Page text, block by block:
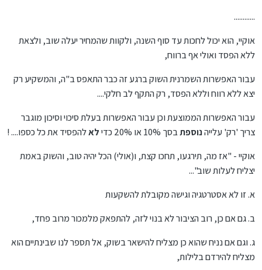
............
אוקיי, הוא יכול לחכות עד סוף השנה, ולקוות שהמחיר יעלה שוב, ולצאת
ללא הפסד ואולי אף ברווח,
עבור האפשרות השמרנית השוק ברגע זה כבר התאפס ב"ה, והמשקיע רק
יצא ללא רווח וללא הפסד, רק התקף לב חלקי....
עבור האפשרות הממוצעת וכן עבור האפשרות בעלת סיכוי וסיכון מוגבר
צריך 'רק' עלייהנוספתבסך 10% או 20% כדי לאלהפסיד את כל כספו.... !
אוקיי - "אז מה, תירגעו, תחכו קצת, ו(אולי) הכל יהיה טוב, והשוק באמת
יצליח לעלות שוב"...
א. זו לא אסטרטגיה וגישה מקובלת להשקעות
ב. גם אם כן, רוב הציבור לא בנוי לזה, להתפאק מלמכור מרוב פחד,
ג. וגם אם נניח שהוא כן מצליח להישאר בשוק, אל תספר לנו שבינתיים הוא
מצליח להירדם בלילות,